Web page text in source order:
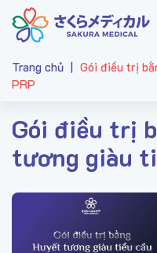
Trang chủ | Gói điều trị
PRP
Gói điều trị
tương giàu